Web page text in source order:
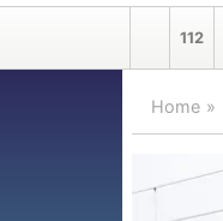
112
Home